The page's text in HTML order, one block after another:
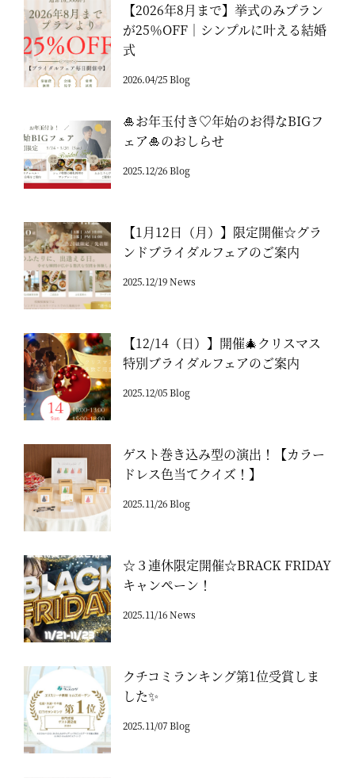
【2026年8月まで】挙式のみプラン
が25％OFF｜シンプルに叶える結婚
式
2026.04/25 Blog
🎍お年玉付き♡年始のお得なBIGフ
ェア🎍のおしらせ
2025.12/26 Blog
【1月12日（月）】限定開催☆グラ
ンドブライダルフェアのご案内
2025.12/19 News
【12/14（日）】開催🎄クリスマス
特別ブライダルフェアのご案内
2025.12/05 Blog
ゲスト巻き込み型の演出！【カラー
ドレス色当てクイズ！】
2025.11/26 Blog
☆３連休限定開催☆BRACK FRIDAY
キャンペーン！
2025.11/16 News
クチコミランキング第1位受賞しま
した✨
2025.11/07 Blog